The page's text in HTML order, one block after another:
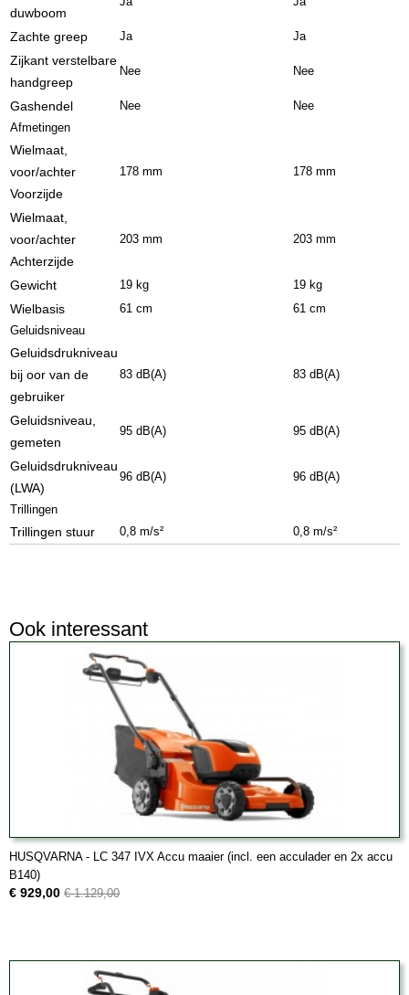
duwboom
Zachte greep Ja Ja
Zijkant verstelbare
handgreep
Nee Nee
Gashendel Nee
Nee
Afmetingen
Wielmaat,
voor/achter
Voorzijde
178 mm 178 mm
Wielmaat,
voor/achter
Achterzijde
203 mm 203 mm
Gewicht 19 kg 19 kg
Wielbasis 61 cm
61 cm
Geluidsniveau
Geluidsdrukniveau
bij oor van de
gebruiker
83 dB(A) 83 dB(A)
Geluidsniveau,
gemeten
95 dB(A) 95 dB(A)
Geluidsdrukniveau
(LWA)
96 dB(A) 96 dB(A)
Trillingen
Trillingen stuur 0,8 m/s² 0,8 m/s²
Ook interessant
HUSQVARNA - LC 347 IVX Accu maaier (incl. een acculader en 2x accu
B140)
€ 929,00 € 1.129,00